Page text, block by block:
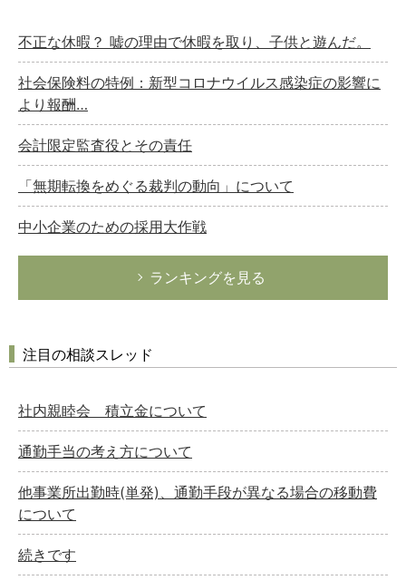
不正な休暇？ 嘘の理由で休暇を取り、子供と遊んだ。
社会保険料の特例：新型コロナウイルス感染症の影響に
より報酬…
会計限定監査役とその責任
「無期転換をめぐる裁判の動向」について
中小企業のための採用大作戦
ランキングを見る
注目の相談スレッド
社内親睦会 積立金について
通勤手当の考え方について
他事業所出勤時(単発)、通勤手段が異なる場合の移動費
について
続きです